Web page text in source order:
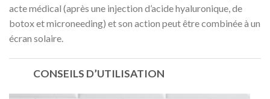
acte médical (après une injection d’acide hyaluronique, de
botox et microneeding) et son action peut être combinée à un
écran solaire.
CONSEILS D’UTILISATION